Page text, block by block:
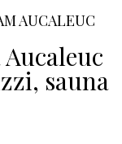
AUCALEUC
sauna